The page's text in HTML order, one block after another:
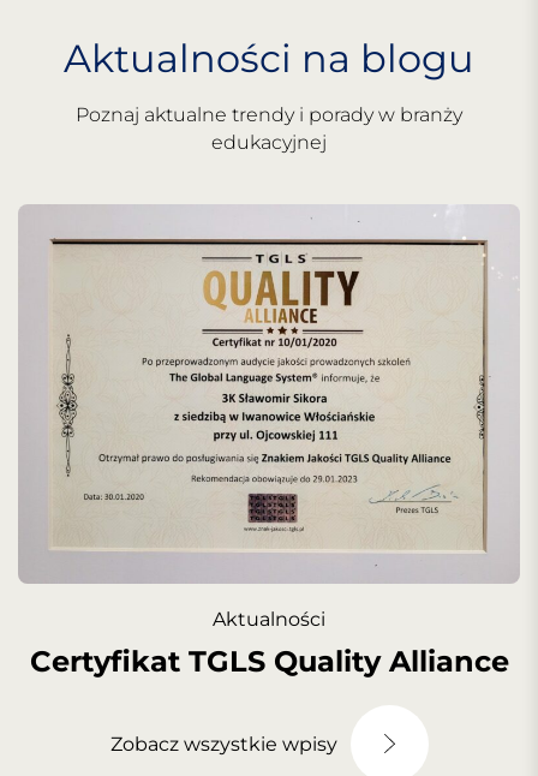
Aktualności na blogu
Poznaj aktualne trendy i porady w branży
edukacyjnej
Aktualności
Certyfikat TGLS Quality Alliance
Zobacz wszystkie wpisy